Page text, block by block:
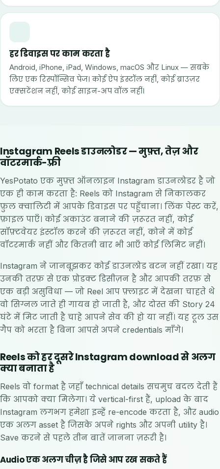
हर डिवाइस पर काम करता है
Android, iPhone, iPad, Windows, macOS और Linux — सबके
लिए एक रिस्पॉन्सिव पेज। कोई ऐप इंस्टॉल नहीं, कोई ब्राउज़र
एक्सटेंशन नहीं, कोई साइन-अप वॉल नहीं।
Instagram Reels डाउनलोडर — मुफ़्त, तेज़ और
वॉटरमार्क-फ़्री
YesPotato एक मुफ़्त ऑनलाइन Instagram डाउनलोडर है जो
एक ही काम करता है: Reels को Instagram से निकालकर
फ़ुल क्वालिटी में आपके डिवाइस पर पहुँचाना। लिंक पेस्ट करें,
फ़ाइल पाएँ। कोई अकाउंट बनाने की ज़रूरत नहीं, कोई
सॉफ़्टवेयर इंस्टॉल करने की ज़रूरत नहीं, कोने में कोई
वॉटरमार्क नहीं और कितनी बार भी आएँ कोई लिमिट नहीं।
Instagram ने जानबूझकर कोई डाउनलोड बटन नहीं रखा। यह
उनकी तरफ़ से एक प्रोडक्ट डिसीज़न है और आपकी तरफ़ से
एक बड़ी असुविधा — जो Reel आप फ़्लाइट में देखना चाहते थे
वो सिग्नल जाते ही गायब हो जाती है, और दोस्त की Story 24
घंटे में मिट जाती है चाहे आपने सेव की हो या नहीं। यह टूल उस
गैप को भरता है बिना आपसे अपने credentials माँगे।
Reels को हर दूसरे Instagram download से अलग
क्या बनाता है
Reels वो format है जहाँ technical details सचमुच बदल देती हैं
कि आपको क्या मिलेगा। ये vertical-first हैं, upload के बाद
Instagram लगभग हमेशा इन्हें re-encode करता है, और audio
एक अलग asset है जिसके अपने rights और अपनी utility है।
Save करने से पहले तीन बातें जानना ज़रूरी है।
Audio एक अलग चीज़ है जिसे आप रख सकते हैं